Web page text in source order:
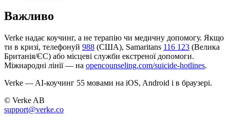
Важливо
Verke надає коучинг, а не терапію чи медичну допомогу. Якщо
ти в кризі, телефонуй 988 (США), Samaritans 116 123 (Велика
Британія/ЄС) або місцеві служби екстреної допомоги.
Міжнародні лінії — на opencounseling.com/suicide-hotlines.
Verke — AI-коучинг 55 мовами на iOS, Android і в браузері.
© Verke AB
support@verke.co